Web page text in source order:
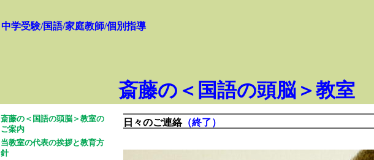
中学受験/国語/家庭教師/個別指導
斎藤の＜国語の頭脳＞教室
斎藤の＜国語の頭脳＞教室の
ご案内
当教室の代表の挨拶と教育方
針
日々のご連絡（終了）